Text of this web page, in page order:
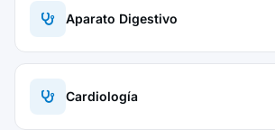
Aparato Digestivo
Cardiología